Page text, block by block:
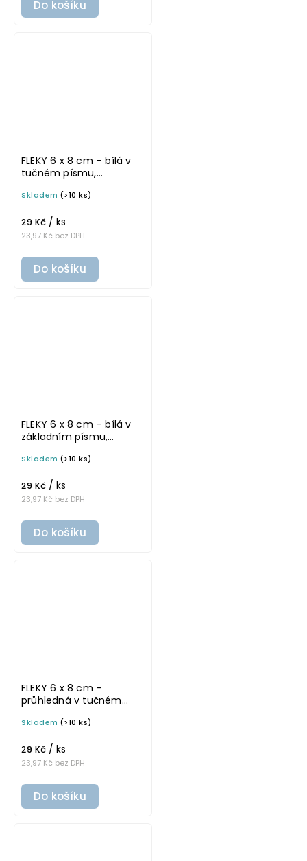
Do košíku
FLEKY 6 x 8 cm – bílá v
tučném písmu,
na potravinové dózy
Skladem (>10 ks)
23,97 Kč bez DPH
29 Kč / ks
Do košíku
FLEKY 6 x 8 cm – bílá v
základním písmu,
na potravinové dózy
Skladem (>10 ks)
23,97 Kč bez DPH
29 Kč / ks
Do košíku
FLEKY 6 x 8 cm –
průhledná v tučném
samolepka na
Skladem (>10 ks)
23,97 Kč bez DPH
29 Kč / ks
Do košíku